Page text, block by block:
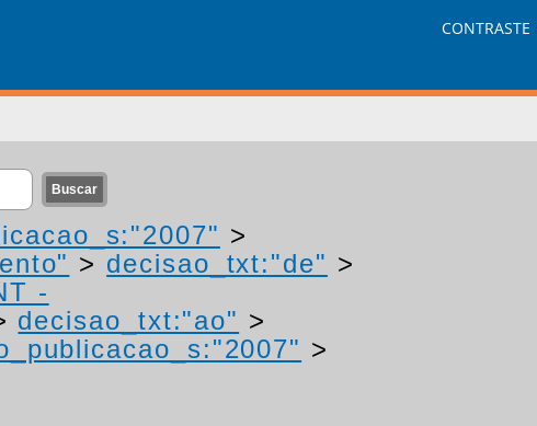
CONTRASTE
>
> decisao_txt:"de" >
-
decisao_txt:"ao" >
>